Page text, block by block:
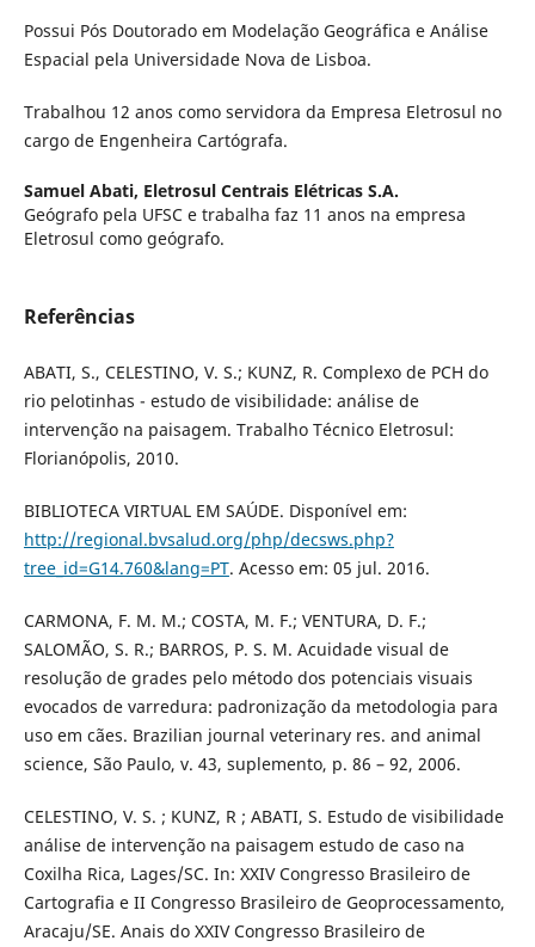
Possui Pós Doutorado em Modelação Geográfica e Análise
Espacial pela Universidade Nova de Lisboa.
Trabalhou 12 anos como servidora da Empresa Eletrosul no
cargo de Engenheira Cartógrafa.
Samuel Abati, Eletrosul Centrais Elétricas S.A.
Geógrafo pela UFSC e trabalha faz 11 anos na empresa
Eletrosul como geógrafo.
Referências
ABATI, S., CELESTINO, V. S.; KUNZ, R. Complexo de PCH do
rio pelotinhas - estudo de visibilidade: análise de
intervenção na paisagem. Trabalho Técnico Eletrosul:
Florianópolis, 2010.
BIBLIOTECA VIRTUAL EM SAÚDE. Disponível em:
http://regional.bvsalud.org/php/decsws.php?
tree_id=G14.760&lang=PT. Acesso em: 05 jul. 2016.
CARMONA, F. M. M.; COSTA, M. F.; VENTURA, D. F.;
SALOMÃO, S. R.; BARROS, P. S. M. Acuidade visual de
resolução de grades pelo método dos potenciais visuais
evocados de varredura: padronização da metodologia para
uso em cães. Brazilian journal veterinary res. and animal
science, São Paulo, v. 43, suplemento, p. 86 – 92, 2006.
CELESTINO, V. S. ; KUNZ, R ; ABATI, S. Estudo de visibilidade
análise de intervenção na paisagem estudo de caso na
Coxilha Rica, Lages/SC. In: XXIV Congresso Brasileiro de
Cartografia e II Congresso Brasileiro de Geoprocessamento,
Aracaju/SE. Anais do XXIV Congresso Brasileiro de